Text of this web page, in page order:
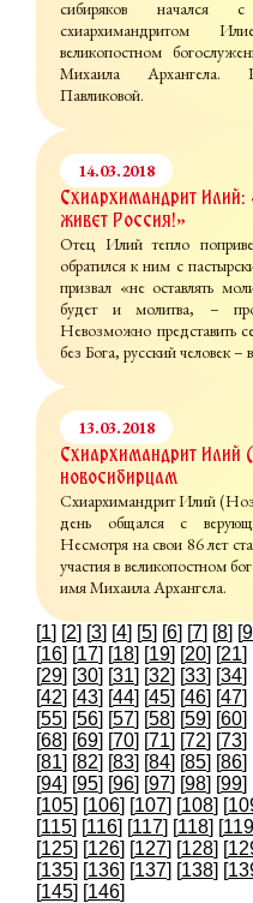
сибиряков начался
схиархимандритом
великопостном
Михаила Архангела.
Павликовой.
14.03.2018
Схиархимандрит Илий:
живет Россия!»
Отец Илий тепло
обратился к ним с
призвал «не оставлять
будет и молитва, –
Невозможно представить
без Бога, русский человек –
13.03.2018
Схиархимандрит Илий
новосибирцам
Схиархимандрит Илий
день общался с
Несмотря на свои 86 лет
участия в великопостном
имя Михаила Архангела.
[1] [2] [3] [4] [5] [6] [7] [8] [9
[16] [17] [18] [19] [20] [21]
[29] [30] [31] [32] [33] [34]
[42] [43] [44] [45] [46] [47]
[55] [56] [57] [58] [59] [60]
[68] [69] [70] [71] [72] [73]
[81] [82] [83] [84] [85] [86]
[94] [95] [96] [97] [98] [99]
[105] [106] [107] [108] [
[115] [116] [117] [118] [119
[125] [126] [127] [128] [
[135] [136] [137] [138] [
[145] [146]